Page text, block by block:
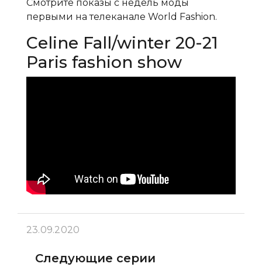
Смотрите показы с недель моды
первыми на телеканале World Fashion.
Сeline Fall/winter 20-21
Paris fashion show
23.09.2020
Следующие серии